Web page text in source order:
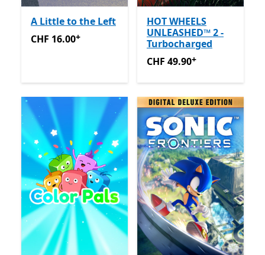
A Little to the Left
CHF 16.00Enthält In-App-Käufe
CHF 16.00+
HOT WHEELS
UNLEASHED™ 2 -
Turbocharged
CHF 49.90Enthält In-App-
CHF 49.90+